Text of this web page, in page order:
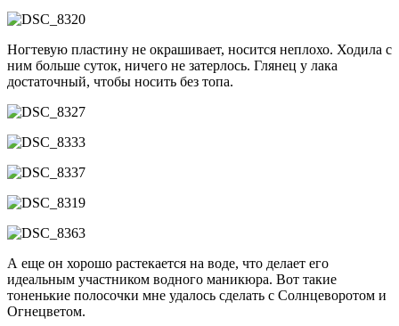
Ногтевую пластину не окрашивает, носится неплохо. Ходила с
ним больше суток, ничего не затерлось. Глянец у лака
достаточный, чтобы носить без топа.
А еще он хорошо растекается на воде, что делает его
идеальным участником водного маникюра. Вот такие
тоненькие полосочки мне удалось сделать с Солнцеворотом и
Огнецветом.